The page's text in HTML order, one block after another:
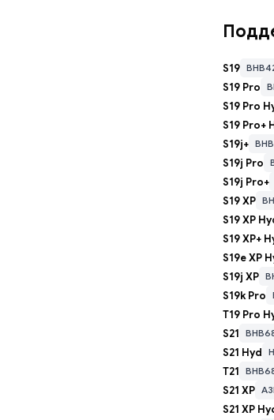
S19
S19 Pro
S19 Pro
S19 Pro+
S19j+
S19j Pro
S19j Pro+
S19 XP
S19 XP
S19 XP+
S19e XP
S19j XP
S19k Pro
T19 Pro
S21
S21 Hyd
T21
S21 XP
S21 XP